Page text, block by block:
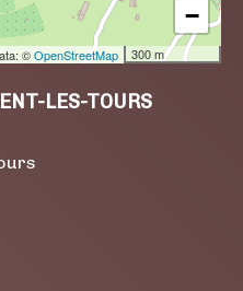
−
300 m
©OpenStreetMap
LES-TOURS